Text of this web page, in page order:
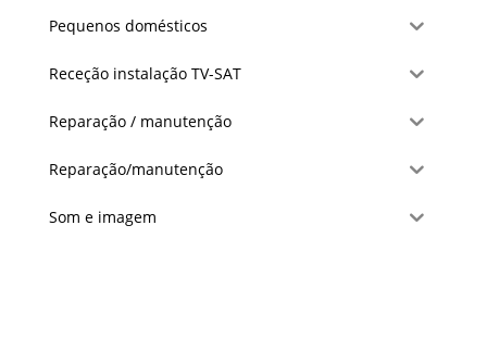
Pequenos domésticos
Receção instalação TV-SAT
Reparação / manutenção
Reparação/manutenção
Som e imagem